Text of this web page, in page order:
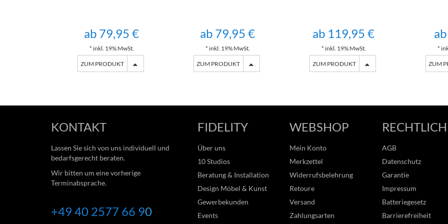
ab 79,95 €
* inkl. 19% MwSt.
ZUM PRODUKT
ab 79,95 €
* inkl. 19% MwSt.
ZUM PRODUKT
ab 119,95 €
* inkl. 19% MwSt.
ZUM PRODUKT
*
ZUM
KONTAKT
Lassen Sie sich von uns individuell und
bedarfsgerecht beraten.
Wir bitten um eine vorherige
Terminabsprache.
+49 40 2577 66 90
FIDELITY
Über uns
10 Studios
Beratung & Installation
Design Möbel & Kunst
Gewerbekunden
Events
WEBSHOP
Mein Konto
Merkzettel
Widerrufsbelehrung
Retoure
Versand
Zahlungsarten
AGB
Datenschutz
Garantie
Impressum
Batteriegesetz
Barrierefreiheit